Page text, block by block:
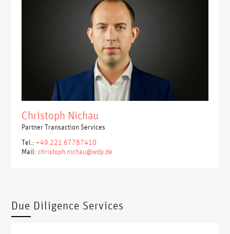
Christoph Nichau
Partner Transaction Services
Tel.: +49 221 67787410
Mail:christoph.nichau@wdp.de
Due Diligence Services